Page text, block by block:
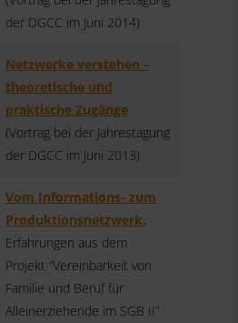
der DGCC im Juni 2014)
Netzwerke verstehen –
theoretische und
praktische Zugänge
(Vortrag bei der Jahrestagung
der DGCC im Juni 2013)
Vom Informations- zum
Produktionsnetzwerk.
Erfahrungen aus dem
Projekt “Vereinbarkeit von
Familie und Beruf für
Alleinerziehende im SGB II”